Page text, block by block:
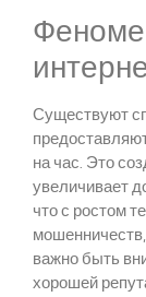
Существуют
на час. Это
увеличивает
что с ростом
важно быть
хорошей